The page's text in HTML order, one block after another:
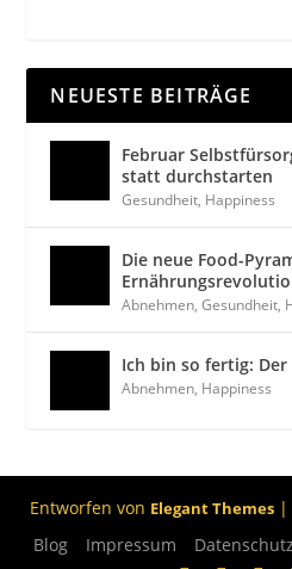
NEUESTE BEITRÄGE
Februar
statt durchstarten
Gesundheit, Happiness
Die neue Food-
Abnehmen,Gesundheit,
Ich bin so fertig: Der
Abnehmen, Happiness
Entworfen von Elegant Themes |
Blog Impressum